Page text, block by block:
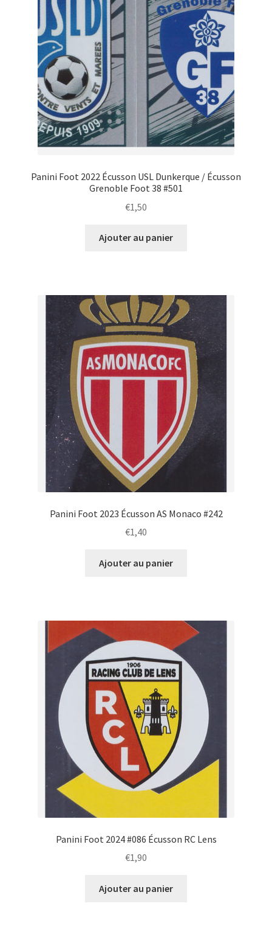
Panini Foot 2022 Écusson USL Dunkerque / Écusson
Grenoble Foot 38 #501
€1,50
Ajouter au panier
Panini Foot 2023 Écusson AS Monaco #242
€1,40
Ajouter au panier
Panini Foot 2024 #086 Écusson RC Lens
€1,90
Ajouter au panier